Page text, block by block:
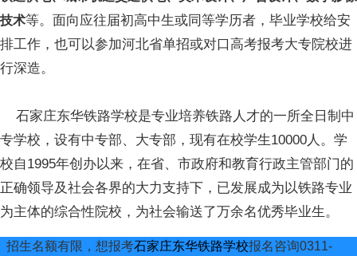
技术等。面向应往届初高中生或同等学历者，毕业学校给安
排工作，也可以参加河北省单招或对口高考报考大专院校进
行深造。
石家庄东华铁路学校是专业培养铁路人才的一所全日制中
专学校，设有中专部、大专部，现有在校学生10000人。学
校自1995年创办以来，在省、市政府和教育行政主管部门的
正确领导及社会各界的大力支持下，已发展成为以铁路专业
为主体的综合性院校，为社会输送了万余名优秀毕业生。
招生名额有限，想报考石家庄东华铁路学校报名咨询0311-